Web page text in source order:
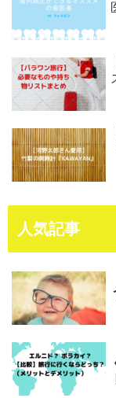
人気記事